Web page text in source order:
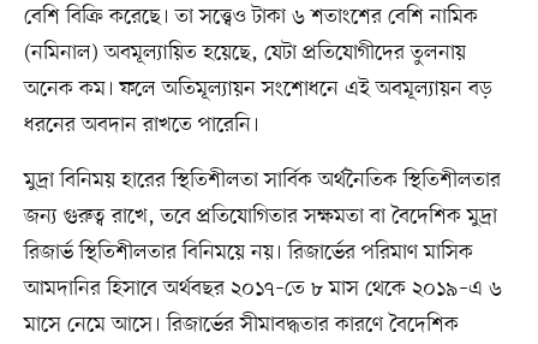
বেশি বিক্রি করেছে। তা সত্ত্বেও টাকা ৬ শতাংশের বেশি নামিক
(নমিনাল) অবমূল্যায়িত হয়েছে, যেটা প্রতিযোগীদের তুলনায়
অনেক কম। ফলে অতিমূল্যায়ন সংশোধনে এই অবমূল্যায়ন বড়
ধরনের অবদান রাখতে পারেনি।
মুদ্রা বিনিময় হারের স্থিতিশীলতা সার্বিক অর্থনৈতিক স্থিতিশীলতার
জন্য গুরুত্ব রাখে, তবে প্রতিযোগিতার সক্ষমতা বা বৈদেশিক মুদ্রা
রিজার্ভ স্থিতিশীলতার বিনিময়ে নয়। রিজার্ভের পরিমাণ মাসিক
আমদানির হিসাবে অর্থবছর ২০১৭–তে ৮ মাস থেকে ২০১৯–এ ৬
মাসে নেমে আসে। রিজার্ভের সীমাবদ্ধতার কারণে বৈদেশিক